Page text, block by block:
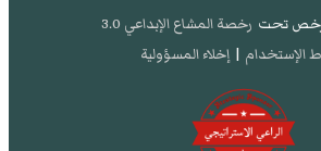
تحت رخصة المشاع الإبداعي 3.0
الإستخدام | إخلاء المسؤولية